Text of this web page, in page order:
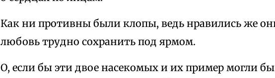
Как ни противны были клопы, ведь нравились же
любовь трудно сохранить под ярмом.
О, если бы эти двое насекомых и их пример могли бы